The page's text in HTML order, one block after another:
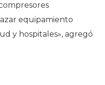
equipamiento
y hospitales», agregó